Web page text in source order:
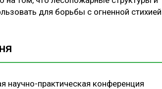
для борьбы с огненной стихией
научно-практическая конференция